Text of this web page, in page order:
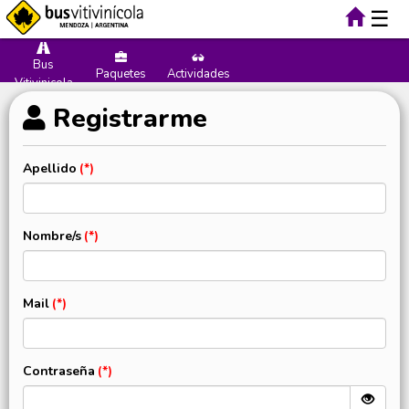
☰
Bus
Vitivinicola
Paquetes Actividades
Registrarme
Apellido
Nombre/s
Mail
Contraseña